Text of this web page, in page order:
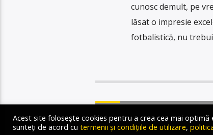
cunosc demult, pe
lăsat o impresie
fotbalistică, nu
Acest site folosește cookies pentru a crea cea mai
sunteți de acord cu termenii și condițiile de utilizare,